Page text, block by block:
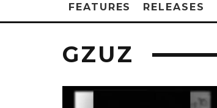
FEATURES RELEASES
GZUZ